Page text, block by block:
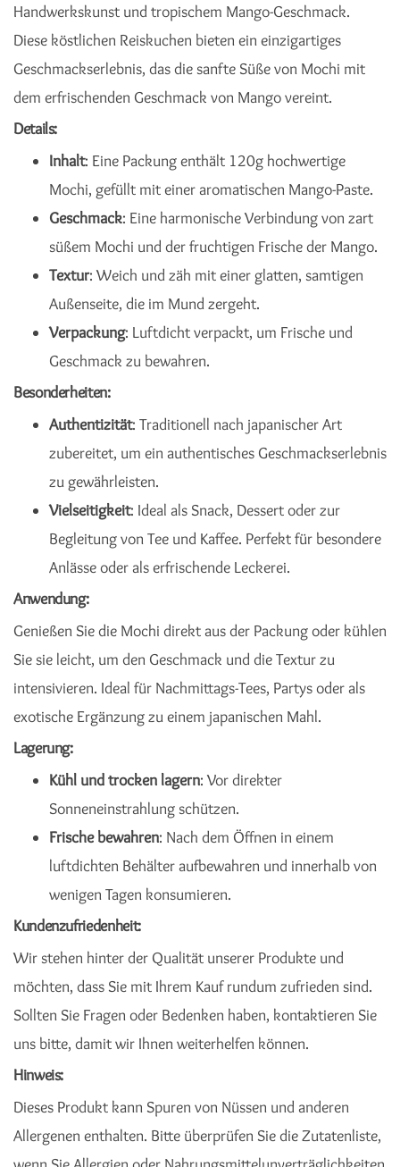
Handwerkskunst und tropischem Mango-Geschmack.
Diese köstlichen Reiskuchen bieten ein einzigartiges
Geschmackserlebnis, das die sanfte Süße von Mochi mit
dem erfrischenden Geschmack von Mango vereint.
Details:
Inhalt: Eine Packung enthält 120g hochwertige
Mochi, gefüllt mit einer aromatischen Mango-Paste.
Geschmack: Eine harmonische Verbindung von zart
süßem Mochi und der fruchtigen Frische der Mango.
Textur: Weich und zäh mit einer glatten, samtigen
Außenseite, die im Mund zergeht.
Verpackung: Luftdicht verpackt, um Frische und
Geschmack zu bewahren.
Besonderheiten:
Authentizität: Traditionell nach japanischer Art
zubereitet, um ein authentisches Geschmackserlebnis
zu gewährleisten.
Vielseitigkeit: Ideal als Snack, Dessert oder zur
Begleitung von Tee und Kaffee. Perfekt für besondere
Anlässe oder als erfrischende Leckerei.
Anwendung:
Genießen Sie die Mochi direkt aus der Packung oder kühlen
Sie sie leicht, um den Geschmack und die Textur zu
intensivieren. Ideal für Nachmittags-Tees, Partys oder als
exotische Ergänzung zu einem japanischen Mahl.
Lagerung:
Kühl und trocken lagern: Vor direkter
Sonneneinstrahlung schützen.
Frische bewahren: Nach dem Öffnen in einem
luftdichten Behälter aufbewahren und innerhalb von
wenigen Tagen konsumieren.
Kundenzufriedenheit:
Wir stehen hinter der Qualität unserer Produkte und
möchten, dass Sie mit Ihrem Kauf rundum zufrieden sind.
Sollten Sie Fragen oder Bedenken haben, kontaktieren Sie
uns bitte, damit wir Ihnen weiterhelfen können.
Hinweis:
Dieses Produkt kann Spuren von Nüssen und anderen
Allergenen enthalten. Bitte überprüfen Sie die Zutatenliste,